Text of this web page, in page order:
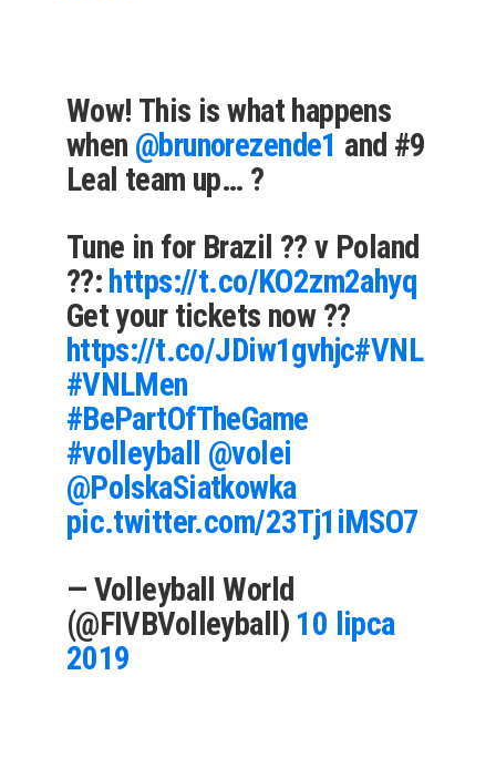
Wow! This is what happens
when @brunorezende1 and #9
Leal team up… ?
Tune in for Brazil ?? v Poland
??: https://t.co/KO2zm2ahyq
Get your tickets now ??
https://t.co/JDiw1gvhjc#VNL
#VNLMen
#BePartOfTheGame
#volleyball @volei
@PolskaSiatkowka
pic.twitter.com/23Tj1iMSO7
— Volleyball World
(@FIVBVolleyball) 10 lipca
2019